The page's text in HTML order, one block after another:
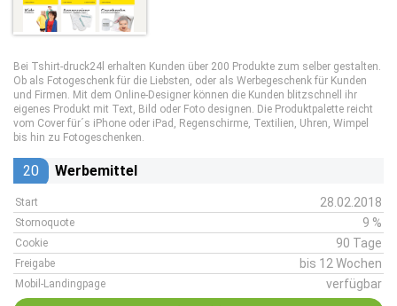
Bei Tshirt-druck24l erhalten Kunden über 200 Produkte zum selber gestalten.
Ob als Fotogeschenk für die Liebsten, oder als Werbegeschenk für Kunden
und Firmen. Mit dem Online-Designer können die Kunden blitzschnell ihr
eigenes Produkt mit Text, Bild oder Foto designen. Die Produktpalette reicht
vom Cover für´s iPhone oder iPad, Regenschirme, Textilien, Uhren, Wimpel
bis hin zu Fotogeschenken.
20 Werbemittel
Start 28.02.2018
Stornoquote 9 %
Cookie 90 Tage
Freigabe bis 12 Wochen
Mobil-Landingpage verfügbar